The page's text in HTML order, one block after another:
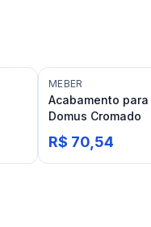
MEBER
Acabamento
Domus Cromado
R$ 70,54